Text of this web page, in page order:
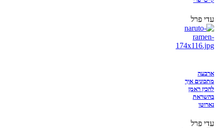
עדי פרל
ארבעה
מתכונים איך
להכין ראמן
בהשראת
נארוטו
עדי פרל